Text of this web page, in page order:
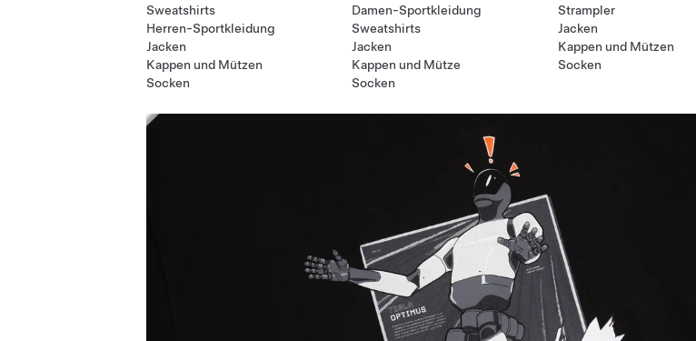
Sweatshirts
Herren-Sportkleidung
Jacken
Kappen und Mützen
Socken
Damen-Sportkleidung
Sweatshirts
Jacken
Kappen und Mütze
Socken
Strampler
Jacken
Kappen und Mützen
Socken